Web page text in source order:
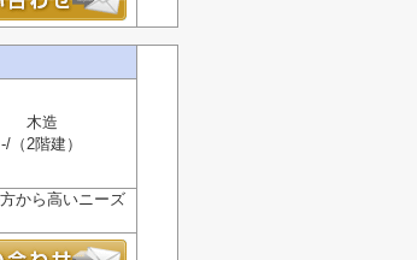
木造
-/（2階建）
から高いニーズ